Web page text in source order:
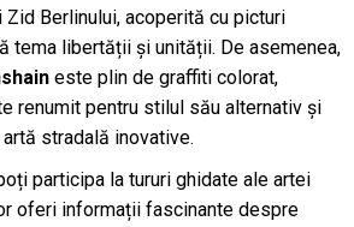
Berlinului, acoperită cu picturi
tema libertății și unității. De asemenea,
este plin de graffiti colorat,
renumit pentru stilul său alternativ și
stradală inovative.
participa la tururi ghidate ale artei
oferi informații fascinante despre